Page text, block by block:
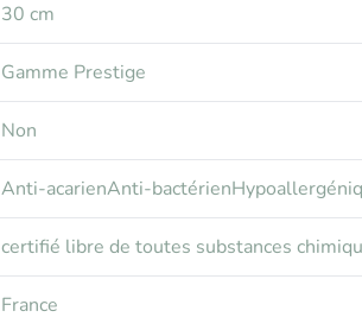
30 cm
Gamme Prestige
Non
Anti-acarienAnti-bactérien
certifié libre de toutes substances
France